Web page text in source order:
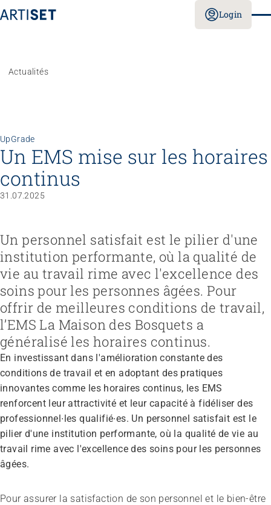
Login
Recruter et diriger du personnel
Organiser le travail et construire la culture d’entreprise
Gérer l'entreprise et appliquer la loi
Garantir la sécurité
Régler le financement
Développer des offres
Promouvoir des offres
Organiser des achats
Favoriser l'intégration professionnelle
Travailler avec les proches
Accompagner la fin de vie
Organiser les transitions
Renforcer l’autodétermination
Aborder les questions de santé
Protéger l'intégrité
Accompagner en cas de démence
Promouvoir la santé mentale
Fédération
Travailler chez ARTISET
Affiliation
Vision, mission, valeurs
Politiques publiques & Prises de position
Travail en réseaux
Projets
Actualités
UpGrade
Un EMS mise sur les horaires
continus
31.07.2025
Un personnel satisfait est le pilier d'une
institution performante, où la qualité de
vie au travail rime avec l'excellence des
soins pour les personnes âgées. Pour
offrir de meilleures conditions de travail,
l’EMS La Maison des Bosquets a
généralisé les horaires continus.
En investissant dans l'amélioration constante des
conditions de travail et en adoptant des pratiques
innovantes comme les horaires continus, les EMS
renforcent leur attractivité et leur capacité à fidéliser des
professionnel∙les qualifié∙es. Un personnel satisfait est le
pilier d'une institution performante, où la qualité de vie au
travail rime avec l'excellence des soins pour les personnes
âgées.
Pour assurer la satisfaction de son personnel et le bien-être